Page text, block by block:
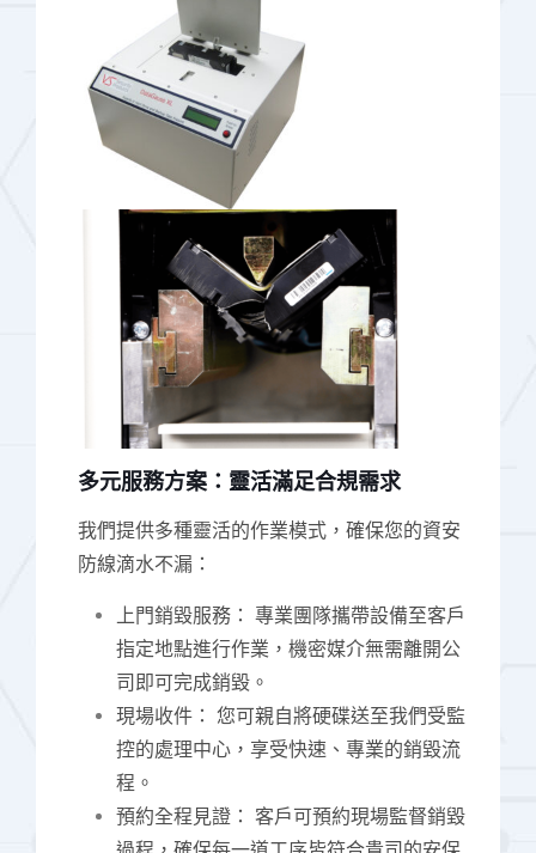
多元服務方案：靈活滿足合規需求
我們提供多種靈活的作業模式，確保您的資安
防線滴水不漏：
上門銷毀服務： 專業團隊攜帶設備至客戶
指定地點進行作業，機密媒介無需離開公
司即可完成銷毀。
現場收件： 您可親自將硬碟送至我們受監
控的處理中心，享受快速、專業的銷毀流
程。
預約全程見證： 客戶可預約現場監督銷毀